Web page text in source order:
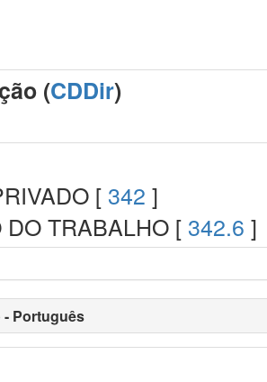
(CDDir)
[ 342 ]
DO TRABALHO [ 342.6 ]
- Português